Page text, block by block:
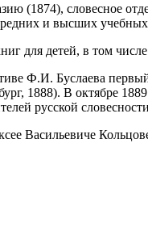
словесное
и высших
для детей, в том
Ф.И. Буслаева
1888). В октябре
русской
Васильевиче